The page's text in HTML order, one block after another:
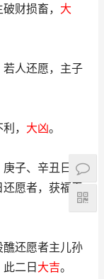
财损畜， 大
人还愿，主子
， 大凶。
子、辛丑日是
愿者，获福无
还愿者主儿孙
二日大吉。